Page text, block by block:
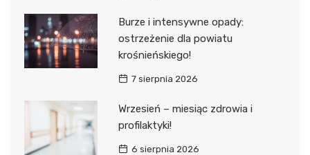
Burze i intensywne opady:
ostrzeżenie dla powiatu
krośnieńskiego!
7 sierpnia 2026
Wrzesień – miesiąc zdrowia i
profilaktyki!
6 sierpnia 2026